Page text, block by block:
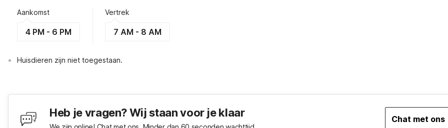
Aankomst
4 PM - 6 PM
Vertrek
7 AM - 8 AM
Huisdieren zijn niet toegestaan.
Heb je vragen? Wij staan voor je klaar Chat met ons